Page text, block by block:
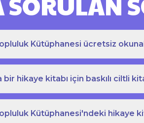
Kütüphanesi ücretsiz
hikaye kitabı için baskılı ciltli
Kütüphanesi'ndeki hikaye